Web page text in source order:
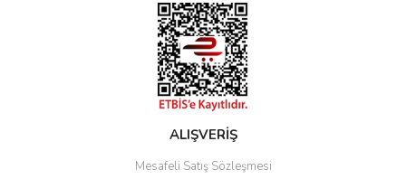
ALIŞVERİŞ
Mesafeli Satış Sözleşmesi